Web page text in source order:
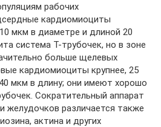
рабочих
кардиомиоциты
мкм в диаметре и длиной 20
система Т-трубочек, но в зоне
больше щелевых
кардиомиоциты крупнее, 25
мкм в длину; они имеют хорошо
Сократительный аппарат
желудочков различается также
актина и других